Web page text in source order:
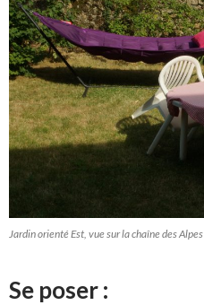
Jardin orienté Est, vue sur la chaîne des Alpes
Se poser :